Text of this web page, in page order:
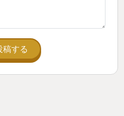
稿する